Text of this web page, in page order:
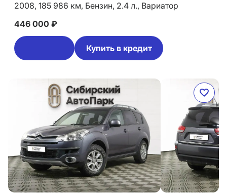
2008, 185 986 км, Бензин, 2.4 л., Вариатор
446 000 ₽
Купить в кредит